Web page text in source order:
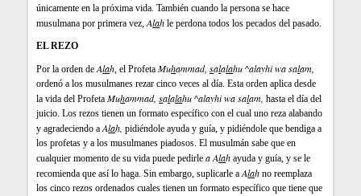
únicamente en la próxima vida. También cuando la persona se hace
musulmana por primera vez,Alah le perdona todos los pecados del pasado.
EL REZO
Por la orden deAlah, el ProfetaMuhammad,salalahu ^alayhi wa salam,
ordenó a los musulmanes rezar cinco veces al día. Esta orden aplica desde
la vida del ProfetaMuhammad,salalahu ^alayhi wa salam, hasta el día del
juicio. Los rezos tienen un formato específico con el cual uno reza alabando
y agradeciendo aAlah ,pidiéndole ayuda y guía, y pidiéndole que bendiga a
los profetas y a los musulmanes piadosos. El musulmán sabe que en
cualquier momento de su vida puede pedirle a Alah ayuda y guía, y se le
recomienda que así lo haga. Sin embargo, suplicarle aAlah no reemplaza
los cinco rezos ordenados cuales tienen un formato específico que tiene que